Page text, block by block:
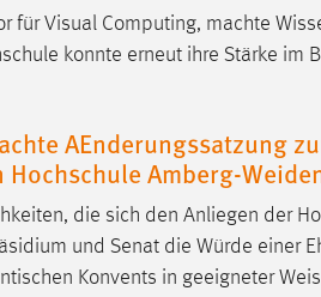
für Visual Computing, machte
konnte erneut ihre Stärke im
AEnderungssatzung
Amberg-
die sich den Anliegen der
und Senat die Würde einer
Konvents in geeigneter